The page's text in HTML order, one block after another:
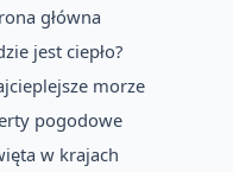
główna
jest ciepło?
morze
pogodowe
w krajach